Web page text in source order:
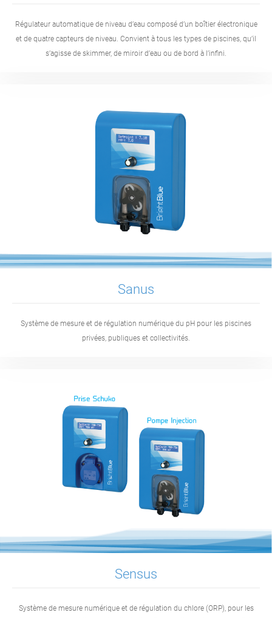
Régulateur automatique de niveau d’eau composé d’un boîtier électronique
et de quatre capteurs de niveau. Convient à tous les types de piscines, qu’il
s’agisse de skimmer, de miroir d’eau ou de bord à l’infini.
Sanus
Système de mesure et de régulation numérique du pH pour les piscines
privées, publiques et collectivités.
Sensus
Système de mesure numérique et de régulation du chlore (ORP), pour les